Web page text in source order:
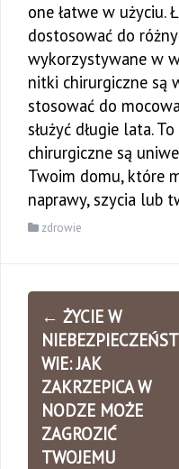
one łatwe w użyciu.
dostosować do
wykorzystywane w
nitki chirurgiczne są
stosować do
służyć długie lata.
chirurgiczne są
Twoim domu, które
naprawy, szycia lub
zdrowie
Zobacz
wpisy
← ŻYCIE W
NIEBEZPIECZEŃST
WIE: JAK
ZAKRZEPICA W
NODZE MOŻE
ZAGROZIĆ
TWOJEMU